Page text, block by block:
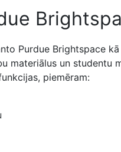
Purdue Brightspace
materiālus un studentu
piemēram: